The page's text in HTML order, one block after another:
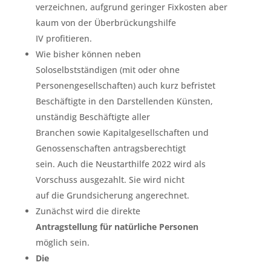
verzeichnen, aufgrund geringer Fixkosten aber
kaum von der Überbrückungshilfe
IV profitieren.
Wie bisher können neben
Soloselbstständigen (mit oder ohne
Personengesellschaften) auch kurz befristet
Beschäftigte in den Darstellenden Künsten,
unständig Beschäftigte aller
Branchen sowie Kapitalgesellschaften und
Genossenschaften antragsberechtigt
sein. Auch die Neustarthilfe 2022 wird als
Vorschuss ausgezahlt. Sie wird nicht
auf die Grundsicherung angerechnet.
Zunächst wird die direkte
Antragstellung für natürliche Personen
möglich sein.
Die